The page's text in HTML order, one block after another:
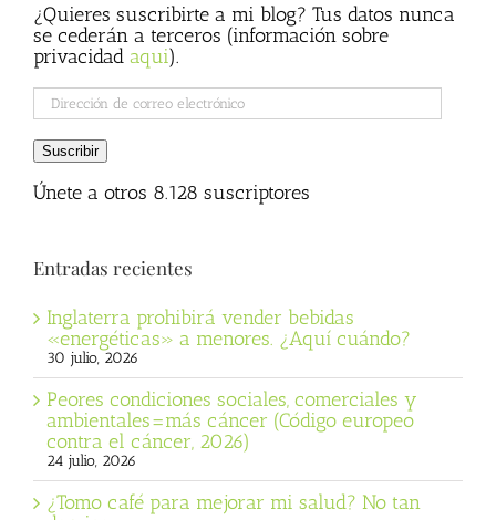
¿Quieres suscribirte a mi blog? Tus datos nunca
se cederán a terceros (información sobre
privacidad aqui).
Dirección
de
correo
electrónico
Suscribir
Únete a otros 8.128 suscriptores
Entradas recientes
Inglaterra prohibirá vender bebidas
«energéticas» a menores. ¿Aquí cuándo?
30 julio, 2026
Peores condiciones sociales, comerciales y
ambientales=más cáncer (Código europeo
contra el cáncer, 2026)
24 julio, 2026
¿Tomo café para mejorar mi salud? No tan